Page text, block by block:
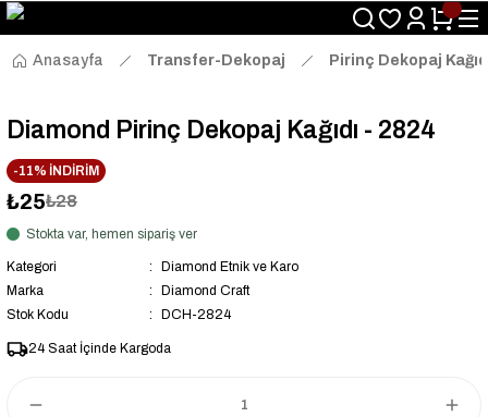
Size Özel "HG10" Kodu ile Sepette Hemen %10 İndirim Fırsatını
Kaçırmayın!
Anasayfa
Transfer-Dekopaj Pirinç Dekopaj
Diamond Pirinç Dekopaj Kağıdı - 2824
-11% İNDİRİM
₺25₺28
Stokta var, hemen sipariş ver
Kategori
Diamond Etnik ve Karo
Marka
Diamond Craft
Stok Kodu
DCH-2824
24 Saat İçinde Kargoda